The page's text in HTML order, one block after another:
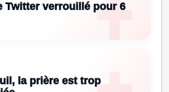
Twitter verrouillé pour 6
la prière est trop